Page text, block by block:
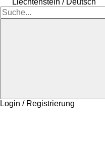
Liechtenstein / Deutsch
Login / Registrierung